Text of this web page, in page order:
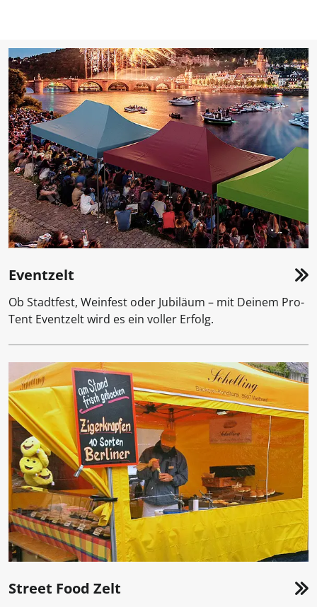
Eventzelt
Ob Stadtfest, Weinfest oder Jubiläum – mit Deinem Pro-
Tent Eventzelt wird es ein voller Erfolg.
Street Food Zelt